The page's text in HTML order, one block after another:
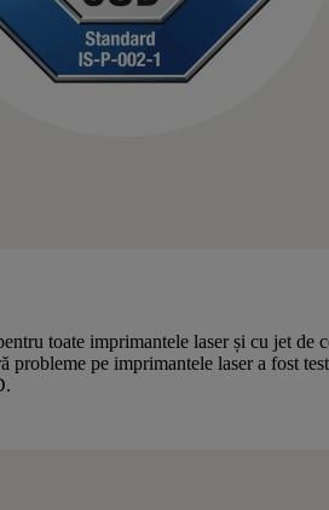
toate imprimantele laser și cu jet de
probleme pe imprimantele laser a fost